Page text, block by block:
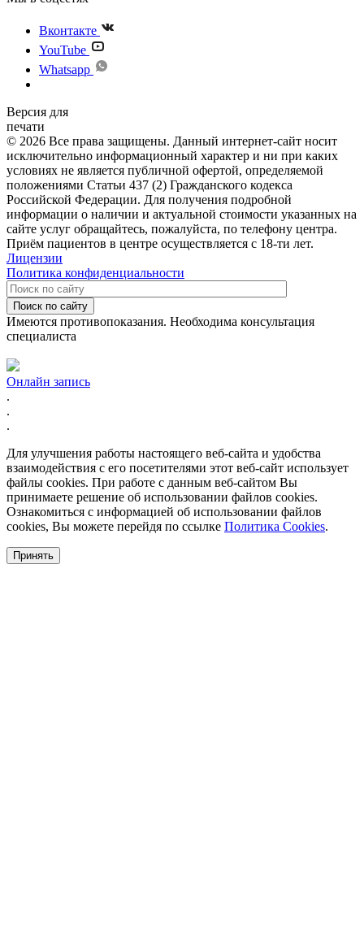
Вконтакте
YouTube
Whatsapp
Версия для
печати
© 2026 Все права защищены. Данный интернет-сайт носит
исключительно информационный характер и ни при каких
условиях не является публичной офертой, определяемой
положениями Статьи 437 (2) Гражданского кодекса
Российской Федерации. Для получения подробной
информации о наличии и актуальной стоимости указанных на
сайте услуг обращайтесь, пожалуйста, по телефону центра.
Приём пациентов в центре осуществляется с 18-ти лет.
Лицензии
Политика конфиденциальности
Поиск по сайту
Имеются противопоказания. Необходима консультация
специалиста
Онлайн запись
.
.
.
Для улучшения работы настоящего веб-сайта и удобства
взаимодействия с его посетителями этот веб-сайт использует
файлы cookies. При работе с данным веб-сайтом Вы
принимаете решение об использовании файлов cookies.
Ознакомиться с информацией об использовании файлов
cookies, Вы можете перейдя по ссылке Политика Cookies.
Принять